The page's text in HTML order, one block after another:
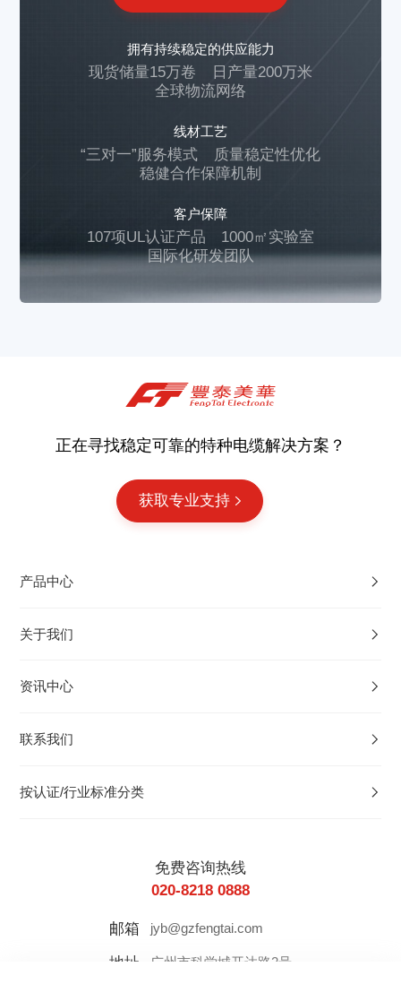
拥有持续稳定的供应能力
现货储量15万卷
日产量200万米
全球物流网络
线材工艺
“三对一”服务模式
质量稳定性优化
稳健合作保障机制
客户保障
107项UL认证产品
1000㎡实验室
国际化研发团队
正在寻找稳定可靠的特种电缆解决方案？
获取专业支持
产品中心
关于我们
资讯中心
联系我们
按认证/行业标准分类
免费咨询热线
020-8218 0888
邮箱 jyb@gzfengtai.com
地址 广州市科学城开达路2号